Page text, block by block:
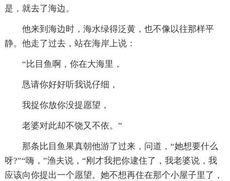
是，就去了海边。
他来到海边时，海水绿得泛黄，也不像以往那样平
静。他走了过去，站在海岸上说：
“比目鱼啊，你在大海里，
恳请你好好听我说仔细，
我捉你放你没提愿望，
老婆对此却不饶又不依。”
那条比目鱼果真朝他游了过来，问道，“她想要什么
呀?”“嗨，”渔夫说，“刚才我把你逮住了，我老婆说，我
应该向你提出一个愿望。她不想再住在那个小屋子里了，